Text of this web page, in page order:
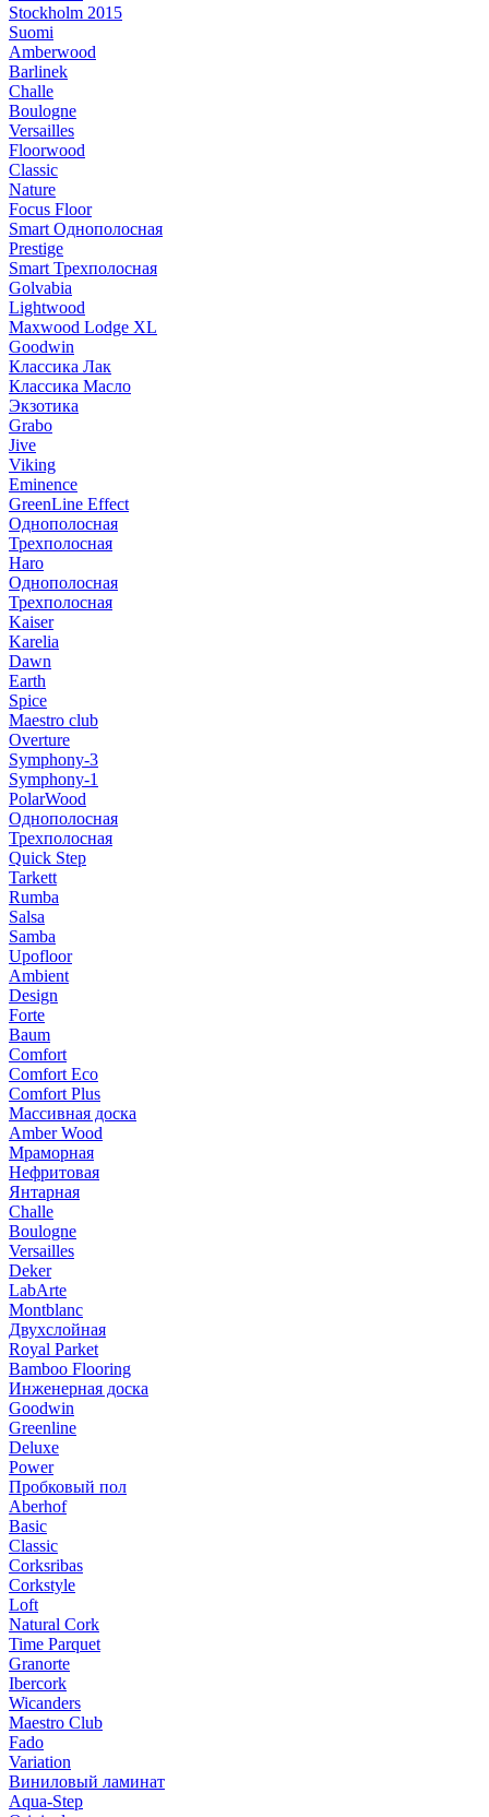
Stockholm 2015
Suomi
Amberwood
Barlinek
Challe
Boulogne
Versailles
Floorwood
Classic
Nature
Focus Floor
Smart Однополосная
Prestige
Smart Трехполосная
Golvabia
Lightwood
Maxwood Lodge XL
Goodwin
Классика Лак
Классика Масло
Экзотика
Grabo
Jive
Viking
Eminence
GreenLine Effect
Однополосная
Трехполосная
Haro
Однополосная
Трехполосная
Kaiser
Karelia
Dawn
Earth
Spice
Maestro club
Overture
Symphony-3
Symphony-1
PolarWood
Однополосная
Трехполосная
Quick Step
Tarkett
Rumba
Salsa
Samba
Upofloor
Ambient
Design
Forte
Baum
Comfort
Comfort Eco
Comfort Plus
Массивная доска
Amber Wood
Мраморная
Нефритовая
Янтарная
Challe
Boulogne
Versailles
Deker
LabArte
Montblanc
Двухслойная
Royal Parket
Bamboo Flooring
Инженерная доска
Goodwin
Greenline
Deluxe
Power
Пробковый пол
Aberhof
Basic
Classic
Corksribas
Corkstyle
Loft
Natural Cork
Time Parquet
Granorte
Ibercork
Wicanders
Мaestro Club
Fado
Variation
Виниловый ламинат
Aqua-Step